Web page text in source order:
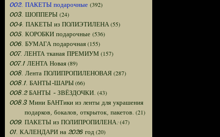
002. ПАКЕТЫ подарочные (392)
003. ШОППЕРЫ (24)
004. ПАКЕТЫ из ПОЛИЭТИЛЕНА(55)
005. КОРОБКИ подарочные (536)
006. БУМАГА подарочная(155)
007. ЛЕНТА тканая ПРЕМИУМ (157)
007.1 ЛЕНТА Новая(89)
008. Лента ПОЛИПРОПИЛЕНОВАЯ (287)
008.1. БАНТЫ-ШАРЫ(66)
008.2 БАНТЫ - ЗВЁЗДОЧКИ. (43)
008.3 Мини БАНТики из ленты для украшения
подарков, бокалов, открыток, пакетов. (21)
009. ПАКЕТЫ из ПОЛИПРОПИЛЕНА:(47)
01. КАЛЕНДАРИ на 2026 год (20)